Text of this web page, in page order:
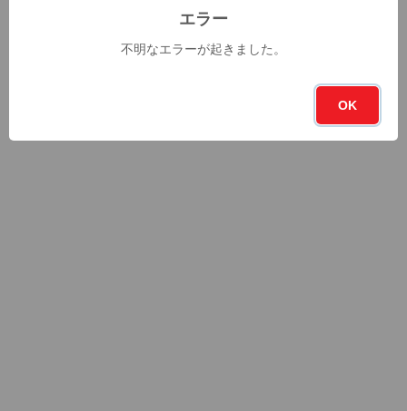
エラー
不明なエラーが起きました。
OK